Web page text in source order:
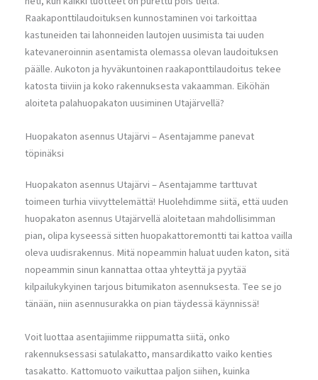
Raakaponttilaudoituksen kunnostaminen voi tarkoittaa
kastuneiden tai lahonneiden lautojen uusimista tai uuden
katevaneroinnin asentamista olemassa olevan laudoituksen
päälle. Aukoton ja hyväkuntoinen raakaponttilaudoitus tekee
katosta tiiviin ja koko rakennuksesta vakaamman. Eiköhän
aloiteta palahuopakaton uusiminen Utajärvellä?
Huopakaton asennus Utajärvi – Asentajamme panevat
töpinäksi
Huopakaton asennus Utajärvi – Asentajamme tarttuvat
toimeen turhia viivyttelemättä! Huolehdimme siitä, että uuden
huopakaton asennus Utajärvellä aloitetaan mahdollisimman
pian, olipa kyseessä sitten huopakattoremontti tai kattoa vailla
oleva uudisrakennus. Mitä nopeammin haluat uuden katon, sitä
nopeammin sinun kannattaa ottaa yhteyttä ja pyytää
kilpailukykyinen tarjous bitumikaton asennuksesta. Tee se jo
tänään, niin asennusurakka on pian täydessä käynnissä!
Voit luottaa asentajiimme riippumatta siitä, onko
rakennuksessasi satulakatto, mansardikatto vaiko kenties
tasakatto. Kattomuoto vaikuttaa paljon siihen, kuinka